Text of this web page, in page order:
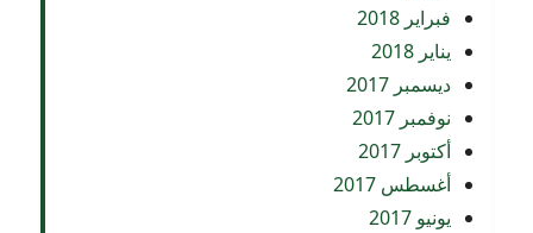
فبراير 2018
يناير 2018
ديسمبر 2017
نوفمبر 2017
أكتوبر 2017
أغسطس 2017
يونيو 2017